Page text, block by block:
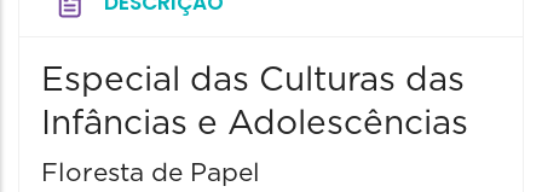
Especial das Culturas das
Infâncias e Adolescências
Floresta de Papel